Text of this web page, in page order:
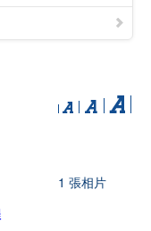
1 張相片